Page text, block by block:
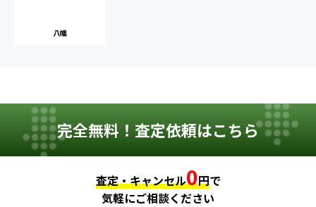
八幡
完全無料！査定依頼はこちら
査定・キャンセル0円で
気軽にご相談ください